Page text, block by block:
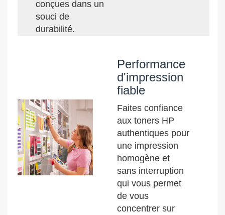
conçues dans un
souci de
durabilité.
Performance
d'impression
fiable
Faites confiance
aux toners HP
authentiques pour
une impression
homogène et
sans interruption
qui vous permet
de vous
concentrer sur